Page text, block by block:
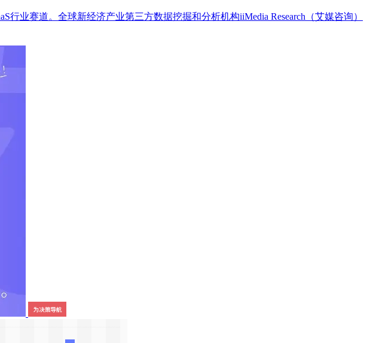
业赛道。全球新经济产业第三方数据挖掘和分析机构iiMedia Research（艾媒咨询）